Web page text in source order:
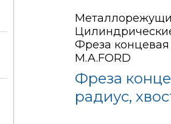
Фреза концевая
M.A.FORD
Фреза
радиус,